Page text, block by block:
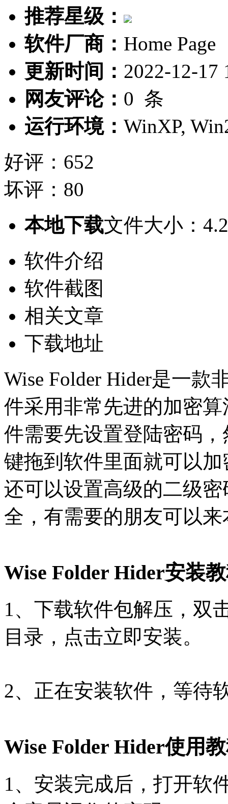
推荐星级：
软件厂商： Home Page
更新时间： 2022-12-17
网友评论： 0 条
运行环境： WinXP,
好评：652
坏评：80
本地下载文件大小：
软件介绍
软件截图
相关文章
下载地址
Wise Folder Hider是一款
件采用非常先进的加密
件需要先设置登陆密码
键拖到软件里面就可以
还可以设置高级的二级
全，有需要的朋友可以
Wise Folder Hider安装
1、下载软件包解压，双
目录，点击立即安装。
2、正在安装软件，等待
Wise Folder Hider使用
1、安装完成后，打开软